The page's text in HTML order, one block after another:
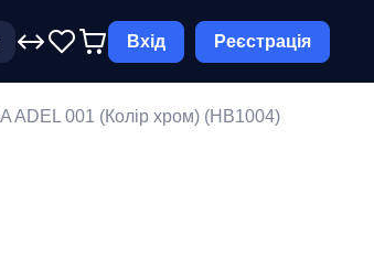
Вхід Реєстрація
ADEL 001 (Колір хром) (HB1004)